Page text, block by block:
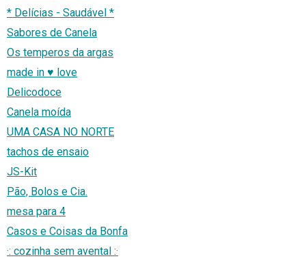
* Delícias - Saudável *
Sabores de Canela
Os temperos da argas
made in ♥ love
Delicodoce
Canela moída
UMA CASA NO NORTE
tachos de ensaio
JS-Kit
Pão, Bolos e Cia.
mesa para 4
Casos e Coisas da Bonfa
·: cozinha sem avental :·